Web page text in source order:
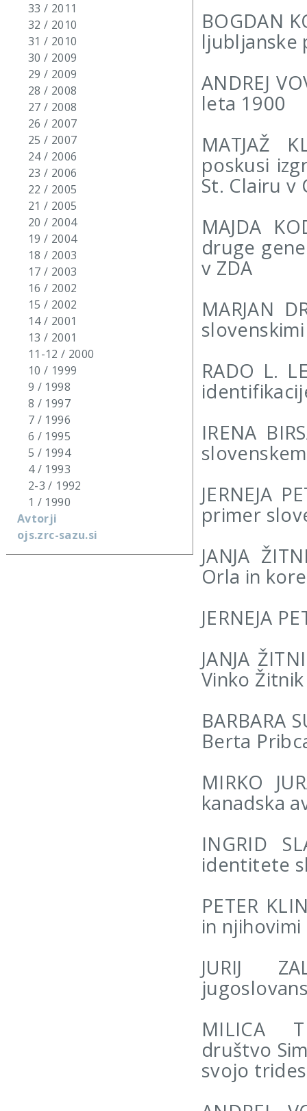
33 / 2011
32 / 2010
31 / 2010
30 / 2009
29 / 2009
28 / 2008
27 / 2008
26 / 2007
25 / 2007
24 / 2006
23 / 2006
22 / 2005
21 / 2005
20 / 2004
19 / 2004
18 / 2003
17 / 2003
16 / 2002
15 / 2002
14 / 2001
13 / 2001
11-12 / 2000
10 / 1999
9 / 1998
8 / 1997
7 / 1996
6 / 1995
5 / 1994
4 / 1993
2-3 / 1992
1 / 1990
Avtorji
ojs.zrc-sazu.si
BOGDAN
ljubljanske
ANDREJ
leta 1900
MATJAŽ
poskusi
St. Clairu v
MAJDA
druge
v ZDA
MARJAN
RADO L.
IRENA
JERNEJA
primer
JANJA
Orla in
JERNEJA
JANJA
Vinko Žitnik
BARBARA
Berta
MIRKO
kanadska
INGRID
identitete
PETER
in
JURIJ
MILICA
društvo
svojo